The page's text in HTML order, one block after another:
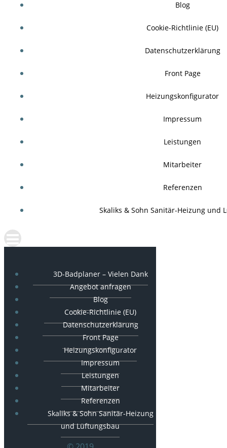
Blog
Cookie-Richtlinie (EU)
Datenschutzerklärung
Front Page
Heizungskonfigurator
Impressum
Leistungen
Mitarbeiter
Referenzen
Skaliks & Sohn Sanitär-Heizung und
3D-Badplaner – Vielen Dank
Angebot anfragen
Blog
Cookie-Richtlinie (EU)
Datenschutzerklärung
Front Page
Heizungskonfigurator
Impressum
Leistungen
Mitarbeiter
Referenzen
Skaliks & Sohn Sanitär-Heizung
und Lüftungsbau